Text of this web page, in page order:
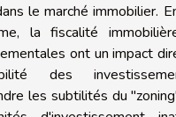
le marché immobilier.
la fiscalité
ont un impact
des
les subtilités du